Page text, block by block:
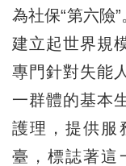
為社保“第六險
建立起世界規
專門針對失能
一群體的基本
護理，提供服
臺，標誌著這